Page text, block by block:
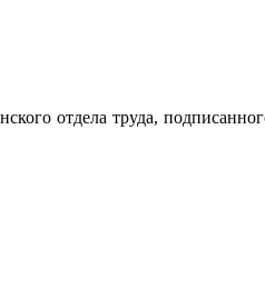
отдела труда,